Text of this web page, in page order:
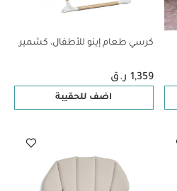
كرسي طعام إينو للأطفال، كشمير
1,359 ر.ق
اضف للحقيبة